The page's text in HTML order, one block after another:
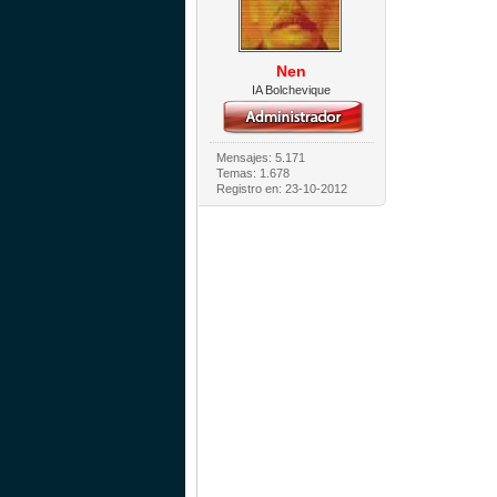
Nen
IA Bolchevique
Mensajes: 5.171
Temas: 1.678
Registro en: 23-10-2012